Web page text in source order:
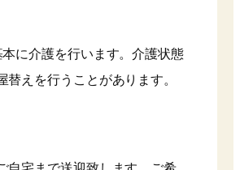
に介護を行います。介護状態
替えを行うことがあります。